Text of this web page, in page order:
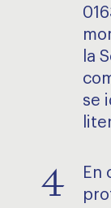
la
se
4
En